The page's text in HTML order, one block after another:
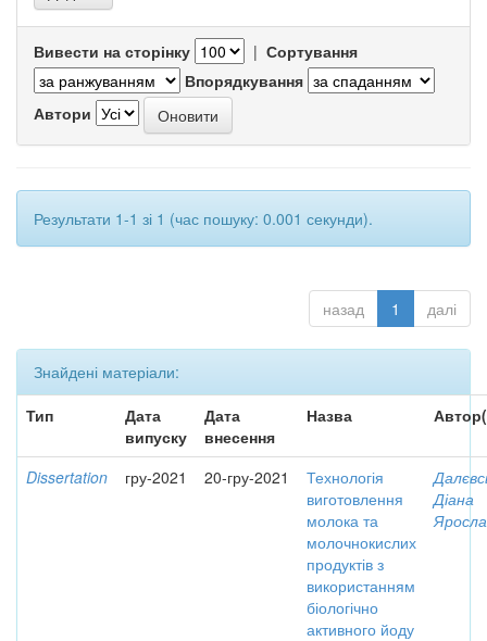
Вивести на сторінку | Сортування
Впорядкування
Автори
Результати 1-1 зі 1 (час пошуку: 0.001 секунди).
назад 1 далі
Знайдені матеріали:
Тип
Дата
випуску
Дата
внесення
Назва
Dissertation гру-2021 20-гру-2021
Технологія
виготовлення
молока та
молочнокислих
продуктів з
використанням
біологічно
активного йоду
Діана